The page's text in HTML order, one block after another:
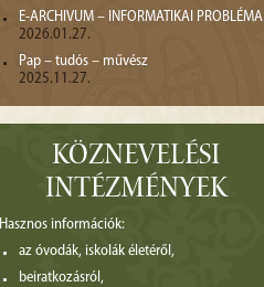
E-ARCHIVUM – INFORMATIKAI PROBLÉMA
2026.01.27.
Pap – tudós – művész
2025.11.27.
KÖZNEVELÉSI
INTÉZMÉNYEK
Hasznos információk:
az óvodák, iskolák életéről,
beiratkozásról,